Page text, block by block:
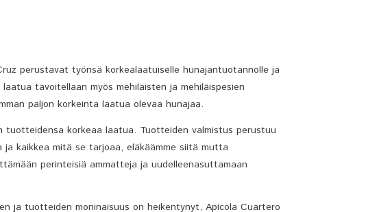
perustavat työnsä korkealaatuiselle hunajantuotannolle ja
tavoitellaan myös mehiläisten ja mehiläispesien
paljon korkeinta laatua olevaa hunajaa.
tuotteidensa korkeaa laatua. Tuotteiden valmistus perustuu
kaikkea mitä se tarjoaa, eläkäämme siitä mutta
perinteisiä ammatteja ja uudelleenasuttamaan
ja tuotteiden moninaisuus on heikentynyt, Apícola Cuartero